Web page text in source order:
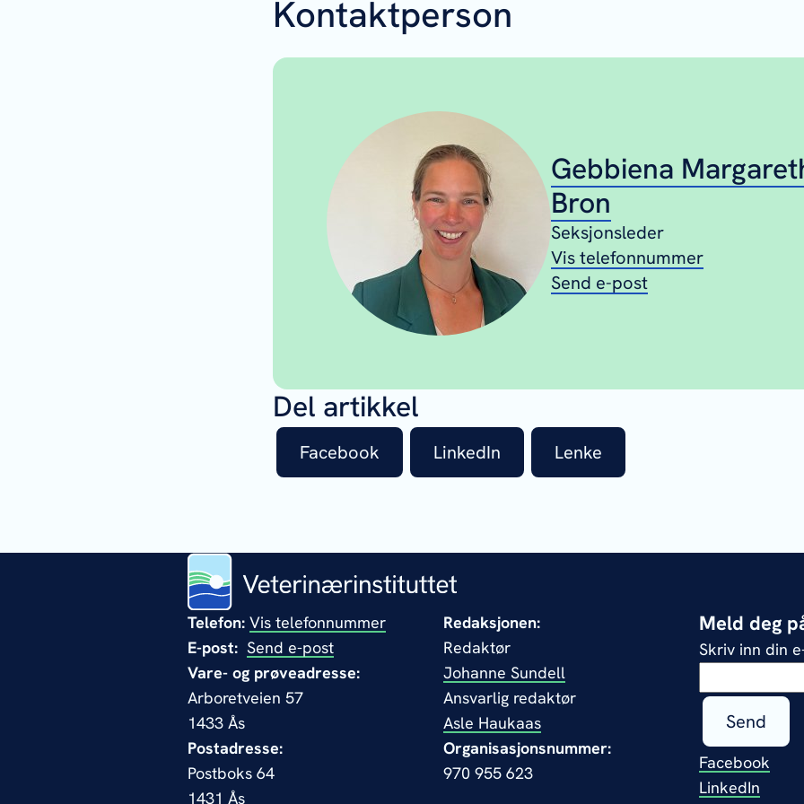
Kontaktperson
Gebbiena
Bron
Seksjonsleder
Vis telefonnummer
Send e-post
Del artikkel
Facebook LinkedIn Lenke
Telefon: Vis telefonnummer
E-post: Send e-post
Vare- og prøveadresse:
Arboretveien 57
1433 Ås
Postadresse:
Postboks 64
1431 Ås
Redaksjonen:
Redaktør
Johanne Sundell
Ansvarlig redaktør
Asle Haukaas
Organisasjonsnummer:
970 955 623
Meld deg
Skriv inn din
Send
Facebook
LinkedIn